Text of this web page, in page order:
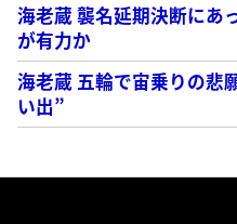
海老蔵 襲名延期決断に
が有力か
海老蔵 五輪で宙乗りの悲
い出”